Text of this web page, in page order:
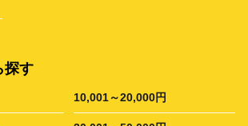
探す
10,001～20,000円